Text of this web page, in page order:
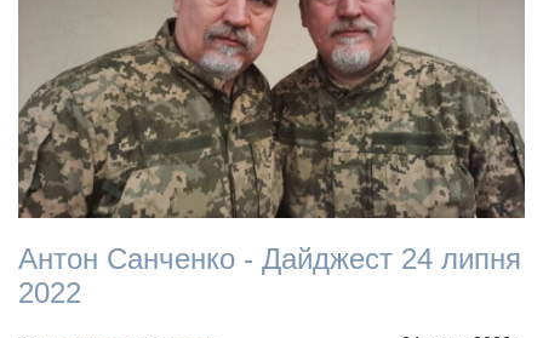
Антон Санченко - Дайджест 24 липня
2022